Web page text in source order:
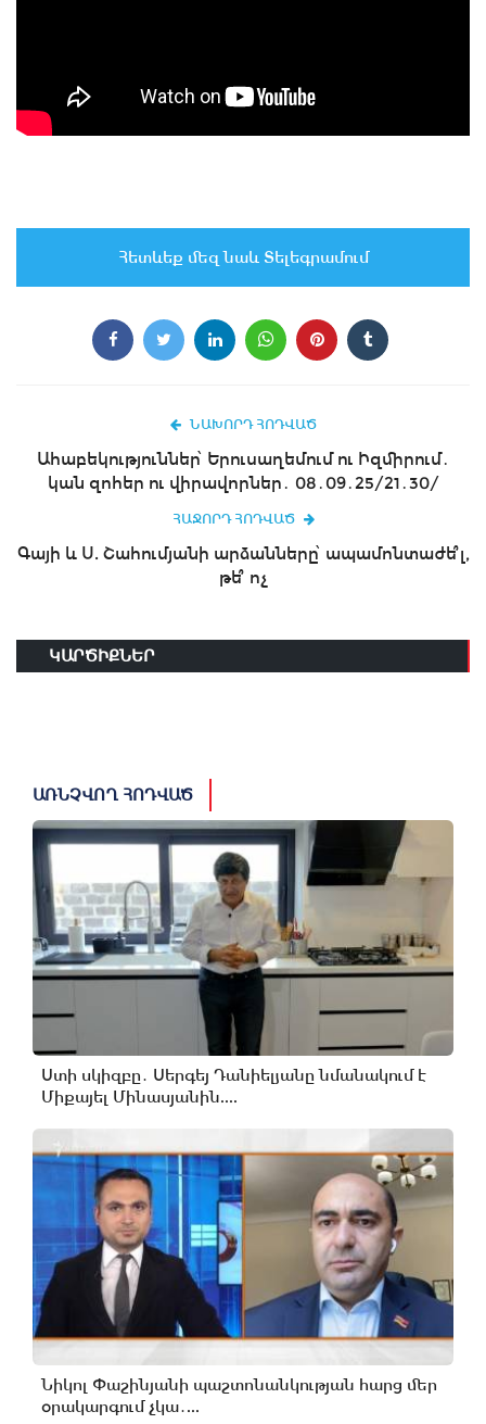
Հետևեք մեզ նաև Տելեգրամում
ՆԱԽՈՐԴ ՀՈԴՎԱԾ
Ահաբեկություններ՝ Երուսաղեմում ու Իզմիրում․
կան զոհեր ու վիրավորներ․ 08․09․25/21․30/
ՀԱՋՈՐԴ ՀՈԴՎԱԾ
Գայի և Ս. Շահումյանի արձանները՝ ապամոնտաժե՞լ,
թե՞ ոչ
ԿԱՐԾԻՔՆԵՐ
ԱՌՆՉՎՈՂ ՀՈԴՎԱԾ
Ստի սկիզբը․ Սերգեյ Դանիելյանը նմանակում է
Միքայել Մինասյանին....
Նիկոլ Փաշինյանի պաշտոնանկության հարց մեր
օրակարգում չկա․...